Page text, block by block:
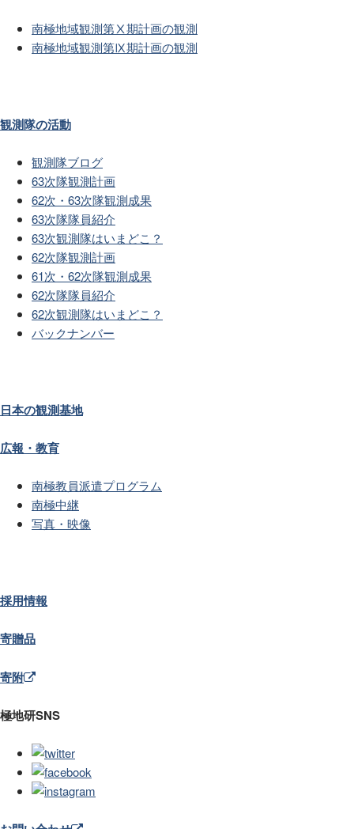
南極地域観測第Ⅹ期計画の観測
南極地域観測第Ⅸ期計画の観測
観測隊の活動
観測隊ブログ
63次隊観測計画
62次・63次隊観測成果
63次隊隊員紹介
63次観測隊はいまどこ？
62次隊観測計画
61次・62次隊観測成果
62次隊隊員紹介
62次観測隊はいまどこ？
バックナンバー
日本の観測基地
広報・教育
南極教員派遣プログラム
南極中継
写真・映像
採用情報
寄贈品
寄附
極地研SNS